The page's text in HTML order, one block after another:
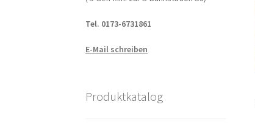
Tel. 0173-6731861
E-Mail schreiben
Produktkatalog